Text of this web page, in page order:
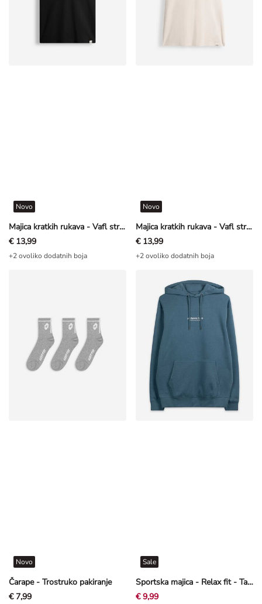
Majica kratkih rukava - Vafl struktura - Crna
Novo
€ 13,99
+2 ovoliko dodatnih boja
Majica kratkih rukava - Vafl struktura - Bež
Novo
€ 13,99
+2 ovoliko dodatnih boja
Čarape - Trostruko pakiranje
Novo
€ 7,99
Sportska majica - Relax fit - Tamnoplava
Sale
€ 9,99